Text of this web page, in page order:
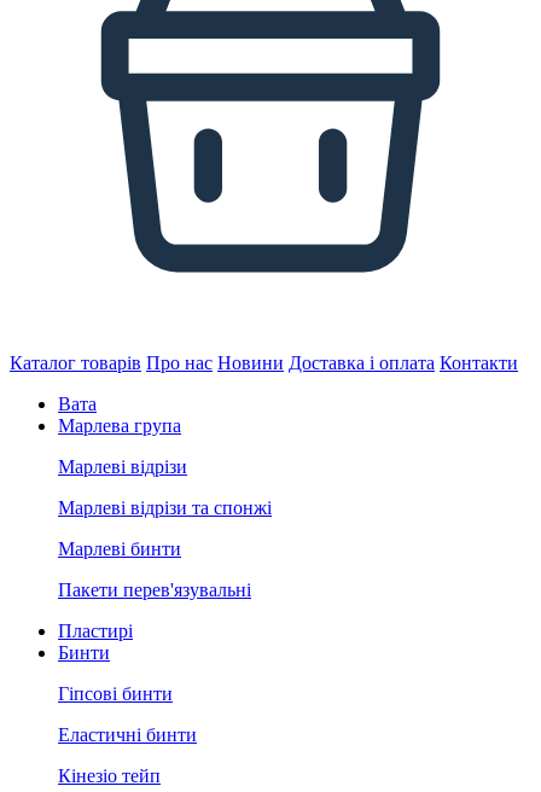
Каталог товарів Про нас Новини Доставка і оплата Контакти
Вата
Марлева група
Марлеві відрізи
Марлеві відрізи та спонжі
Марлеві бинти
Пакети перев'язувальні
Пластирі
Бинти
Гіпсові бинти
Еластичні бинти
Кінезіо тейп